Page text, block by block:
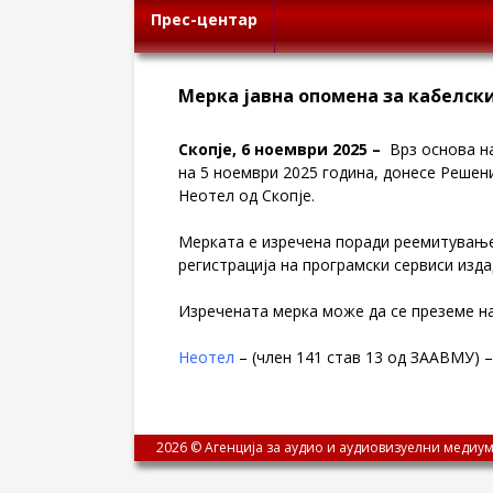
Прес-центар
Мерка јавна опомена за
Скопје, 6 ноември 2025 – Врз основа
на 5 ноември 2025 година, донесе
Неотел од Скопје.
Мерката е изречена поради
регистрација на програмски сервиси
Изречената мерка може да се преземе
Неотел – (член 141 став 13 од ЗААВМУ)
2026 © Агенција за аудио и аудиовизуелни